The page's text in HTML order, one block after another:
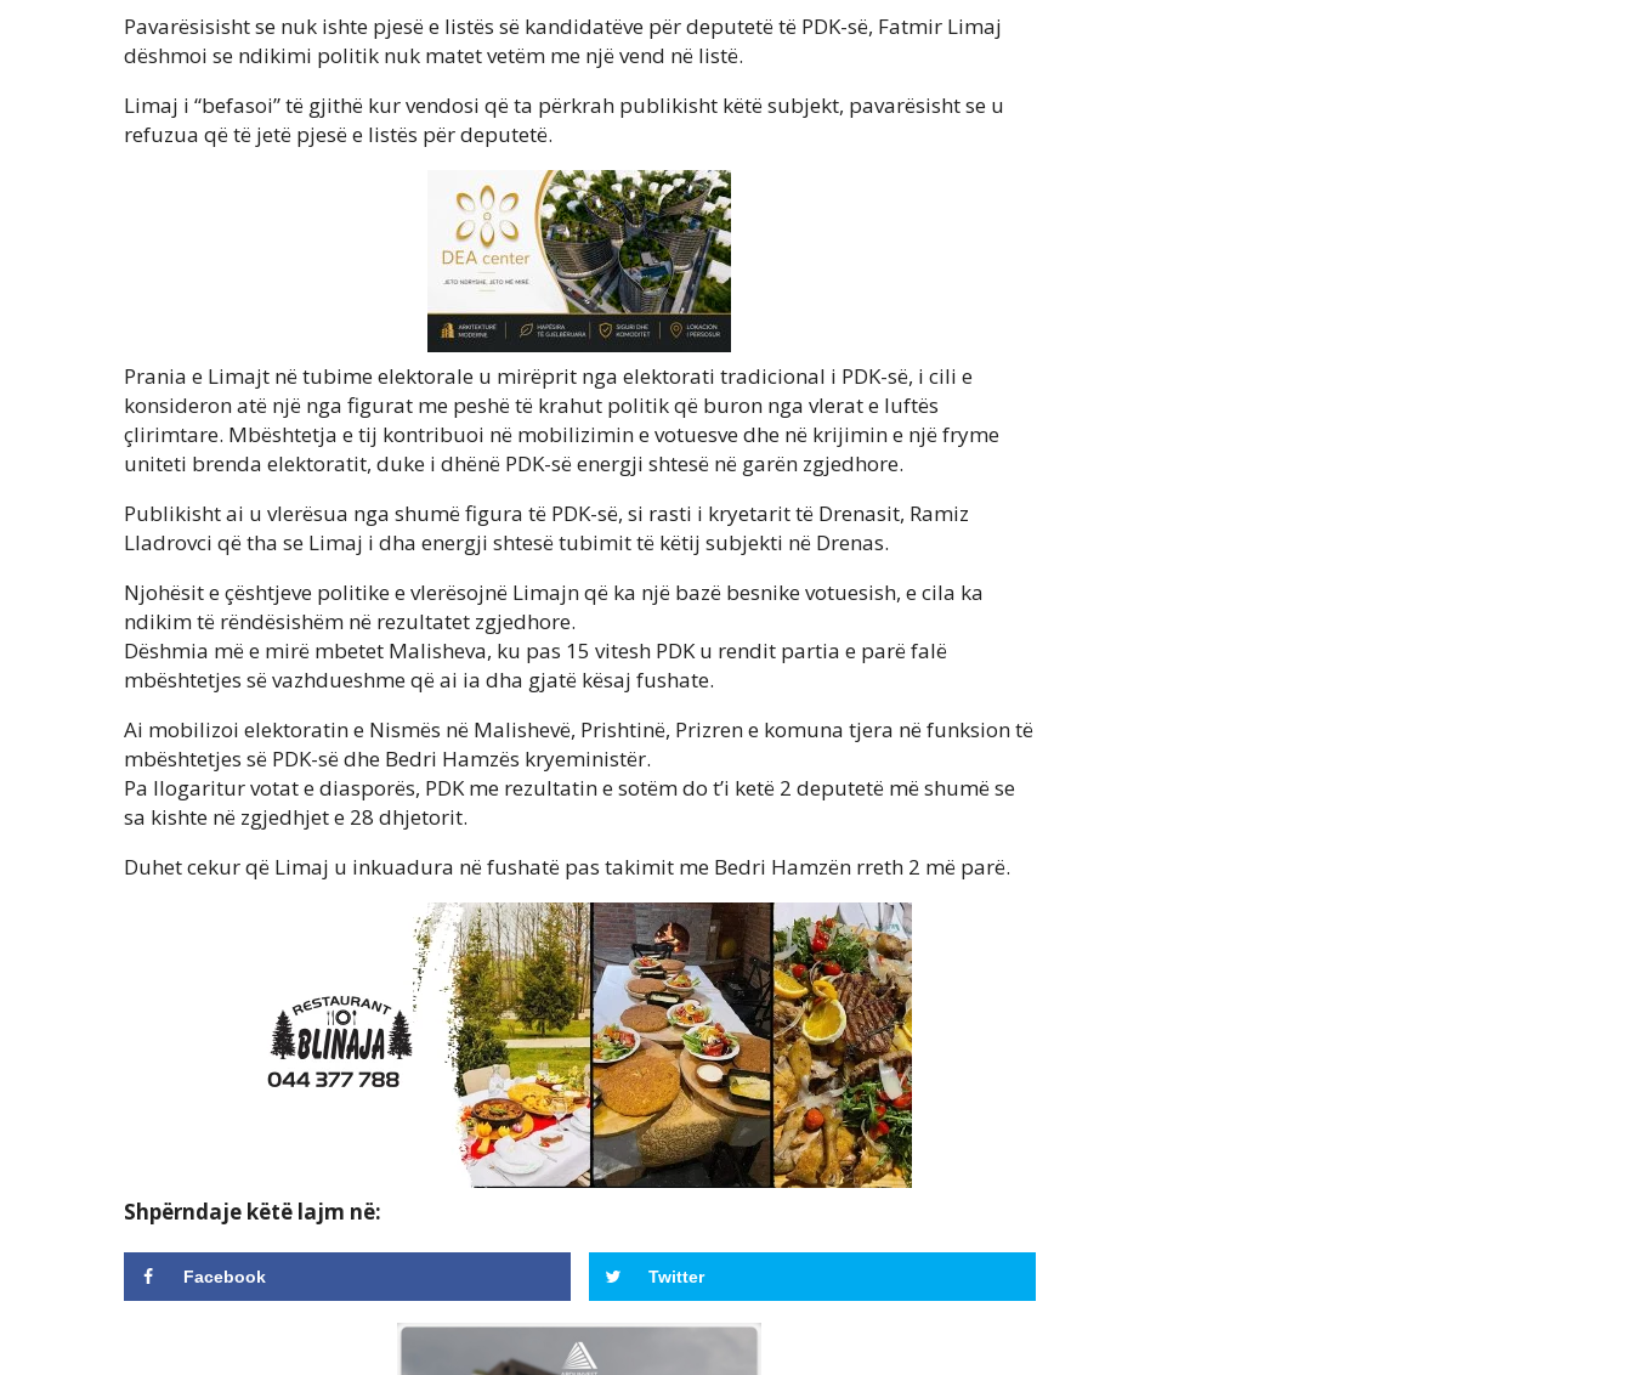
Pavarësisisht se nuk ishte pjesë e listës së kandidatëve për deputetë të PDK-së, Fatmir Limaj
dëshmoi se ndikimi politik nuk matet vetëm me një vend në listë.
Limaj i “befasoi” të gjithë kur vendosi që ta përkrah publikisht këtë subjekt, pavarësisht se u
refuzua që të jetë pjesë e listës për deputetë.
Prania e Limajt në tubime elektorale u mirëprit nga elektorati tradicional i PDK-së, i cili e
konsideron atë një nga figurat me peshë të krahut politik që buron nga vlerat e luftës
çlirimtare. Mbështetja e tij kontribuoi në mobilizimin e votuesve dhe në krijimin e një fryme
uniteti brenda elektoratit, duke i dhënë PDK-së energji shtesë në garën zgjedhore.
Publikisht ai u vlerësua nga shumë figura të PDK-së, si rasti i kryetarit të Drenasit, Ramiz
Lladrovci që tha se Limaj i dha energji shtesë tubimit të këtij subjekti në Drenas.
Njohësit e çështjeve politike e vlerësojnë Limajn që ka një bazë besnike votuesish, e cila ka
ndikim të rëndësishëm në rezultatet zgjedhore.
Dëshmia më e mirë mbetet Malisheva, ku pas 15 vitesh PDK u rendit partia e parë falë
mbështetjes së vazhdueshme që ai ia dha gjatë kësaj fushate.
Ai mobilizoi elektoratin e Nismës në Malishevë, Prishtinë, Prizren e komuna tjera në funksion të
mbështetjes së PDK-së dhe Bedri Hamzës kryeministër.
Pa llogaritur votat e diasporës, PDK me rezultatin e sotëm do t’i ketë 2 deputetë më shumë se
sa kishte në zgjedhjet e 28 dhjetorit.
Duhet cekur që Limaj u inkuadura në fushatë pas takimit me Bedri Hamzën rreth 2 më parë.
Shpërndaje këtë lajm në:
Facebook Twitter